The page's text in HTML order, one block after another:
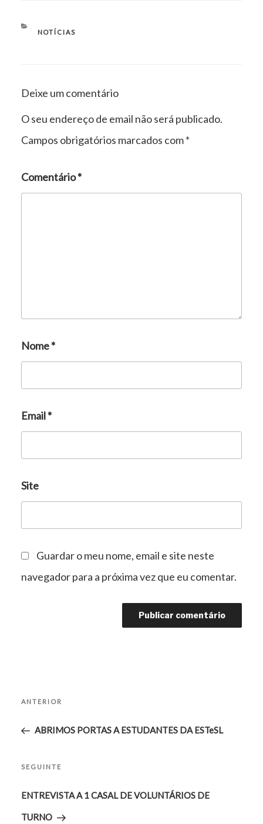
CATEGORIAS
NOTÍCIAS
Deixe um comentário
O seu endereço de email não será publicado.
Campos obrigatórios marcados com*
Comentário*
Nome*
Email*
Site
Guardar o meu nome, email e site neste
navegador para a próxima vez que eu comentar.
de
Conteúdo
ANTERIOR
ABRIMOS PORTAS A ESTUDANTES DA ESTeSL
Conteúdo
SEGUINTE
ENTREVISTA A 1 CASAL DE VOLUNTÁRIOS DE
TURNO